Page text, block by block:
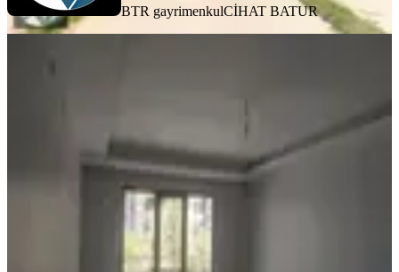
BTR gayrimenkulCİHAT BATUR
3+1·180 m² 07.08.2026
27.000 ₺
Erkan Doğan